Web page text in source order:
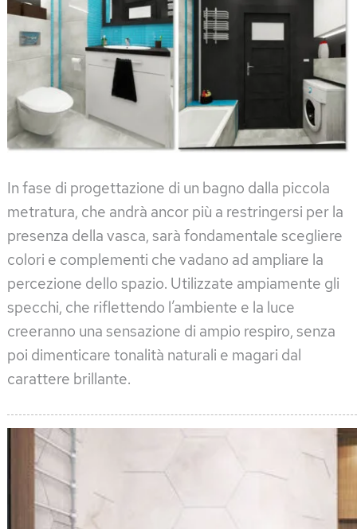
In fase di progettazione di un bagno dalla piccola
metratura, che andrà ancor più a restringersi per la
presenza della vasca, sarà fondamentale scegliere
colori e complementi che vadano ad ampliare la
percezione dello spazio. Utilizzate ampiamente gli
specchi, che riflettendo l’ambiente e la luce
creeranno una sensazione di ampio respiro, senza
poi dimenticare tonalità naturali e magari dal
carattere brillante.